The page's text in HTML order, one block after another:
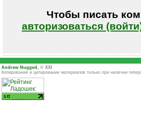
Чтобы писать
авторизоваться
Andrew Nugged , © XXI
Копирование и цитирование материалов только при наличии